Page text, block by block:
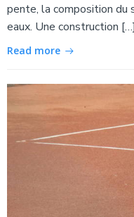
pente, la composition du
eaux. Une construction […]
Read more